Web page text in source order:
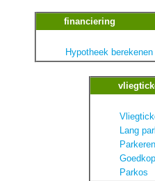
financiering
Hypotheek berekenen
Lang
Parkos